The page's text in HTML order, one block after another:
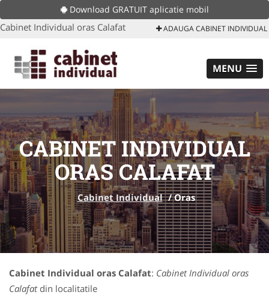
Download GRATUIT aplicatie mobil
Cabinet Individual oras Calafat ADAUGA CABINET INDIVIDUAL
MENU
CABINET INDIVIDUAL
ORAS CALAFAT
Cabinet Individual /Oras
Cabinet Individual oras Calafat: Cabinet Individual oras
Calafatdin localitatile